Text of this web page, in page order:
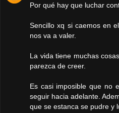
Por qué hay que luchar
Sencillo xq si caemos en
nos va a valer.
La vida tiene muchas
parezca de creer.
Es casi imposible que no
seguir hacia adelante.
que se estanca se pudre y